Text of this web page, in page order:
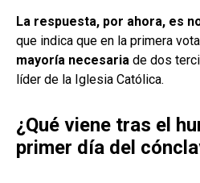
La respuesta, por ahora, es
que indica que en la primera
mayoría necesaria de dos
líder de la Iglesia Católica.
¿Qué viene tras el
primer día del